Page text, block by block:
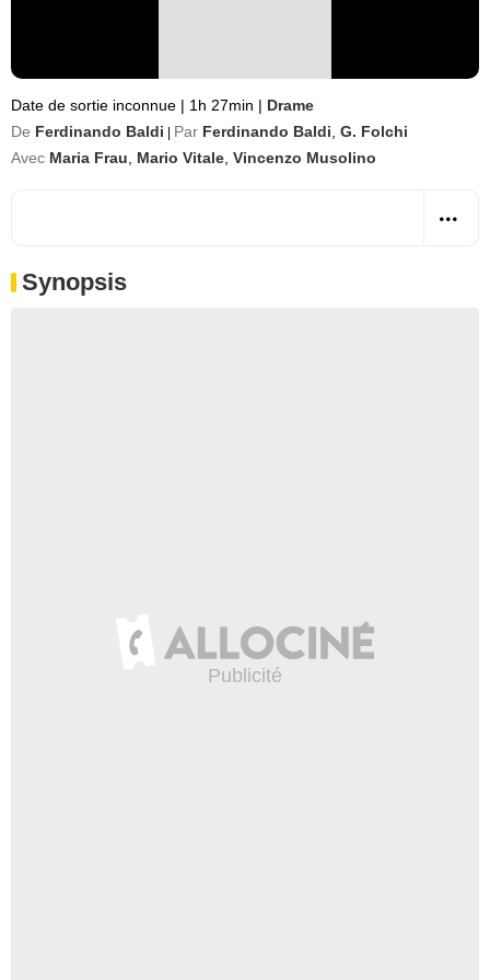
Date de sortie inconnue | 1h 27min | Drame
De Ferdinando Baldi Par Ferdinando Baldi G. Folchi
Avec Maria Frau Mario Vitale Vincenzo Musolino
Synopsis